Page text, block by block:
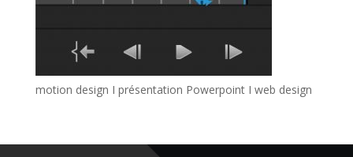
motion design I présentation Powerpoint I web design